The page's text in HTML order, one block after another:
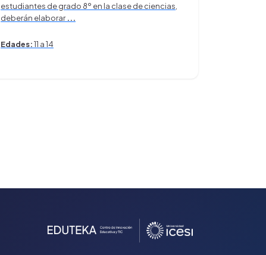
estudiantes de grado 8º en la clase de ciencias,
deberán elaborar...
Edades:11 a 14